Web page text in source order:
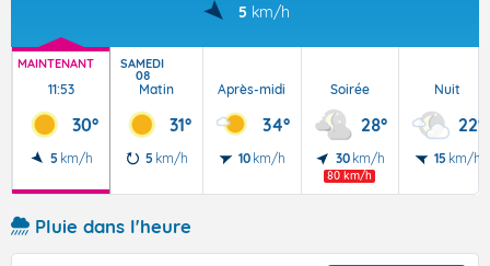
5 km/h
MAINTENANT
11:53
30°
5 km/h
SAMEDI
08
Matin
31°
5 km/h
Après-midi
34°
10 km/h
Soirée
28°
30 km/h
80 km/h
Nuit
22°
15 km/h
Pluie dans l'heure